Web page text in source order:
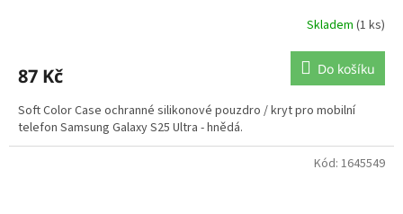
Skladem (1 ks)
87 Kč Do košíku
Soft Color Case ochranné silikonové pouzdro / kryt pro mobilní
telefon Samsung Galaxy S25 Ultra - hnědá.
Kód: 1645549